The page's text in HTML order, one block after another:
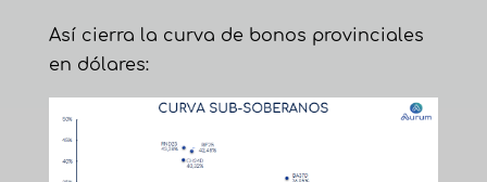
Así cierra la curva de bonos provinciales
en dólares: